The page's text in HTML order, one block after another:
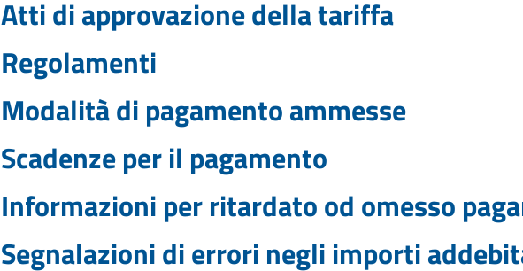
Atti di approvazione della tariffa
Regolamenti
Modalità di pagamento ammesse
Scadenze per il pagamento
Informazioni per ritardato od omesso
Segnalazioni di errori negli importi